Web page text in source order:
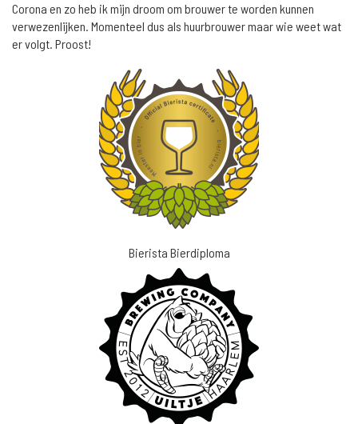
Corona en zo heb ik mijn droom om brouwer te worden kunnen
verwezenlijken. Momenteel dus als huurbrouwer maar wie weet wat
er volgt. Proost!
Bierista Bierdiploma